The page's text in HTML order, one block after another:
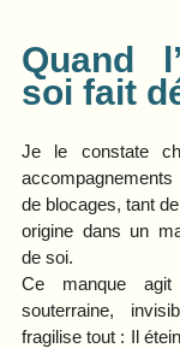
Quand
soi fait
Je le constate
de blocages, tant
origine dans un
de soi.
Ce manque
souterraine,
fragilise tout : Il